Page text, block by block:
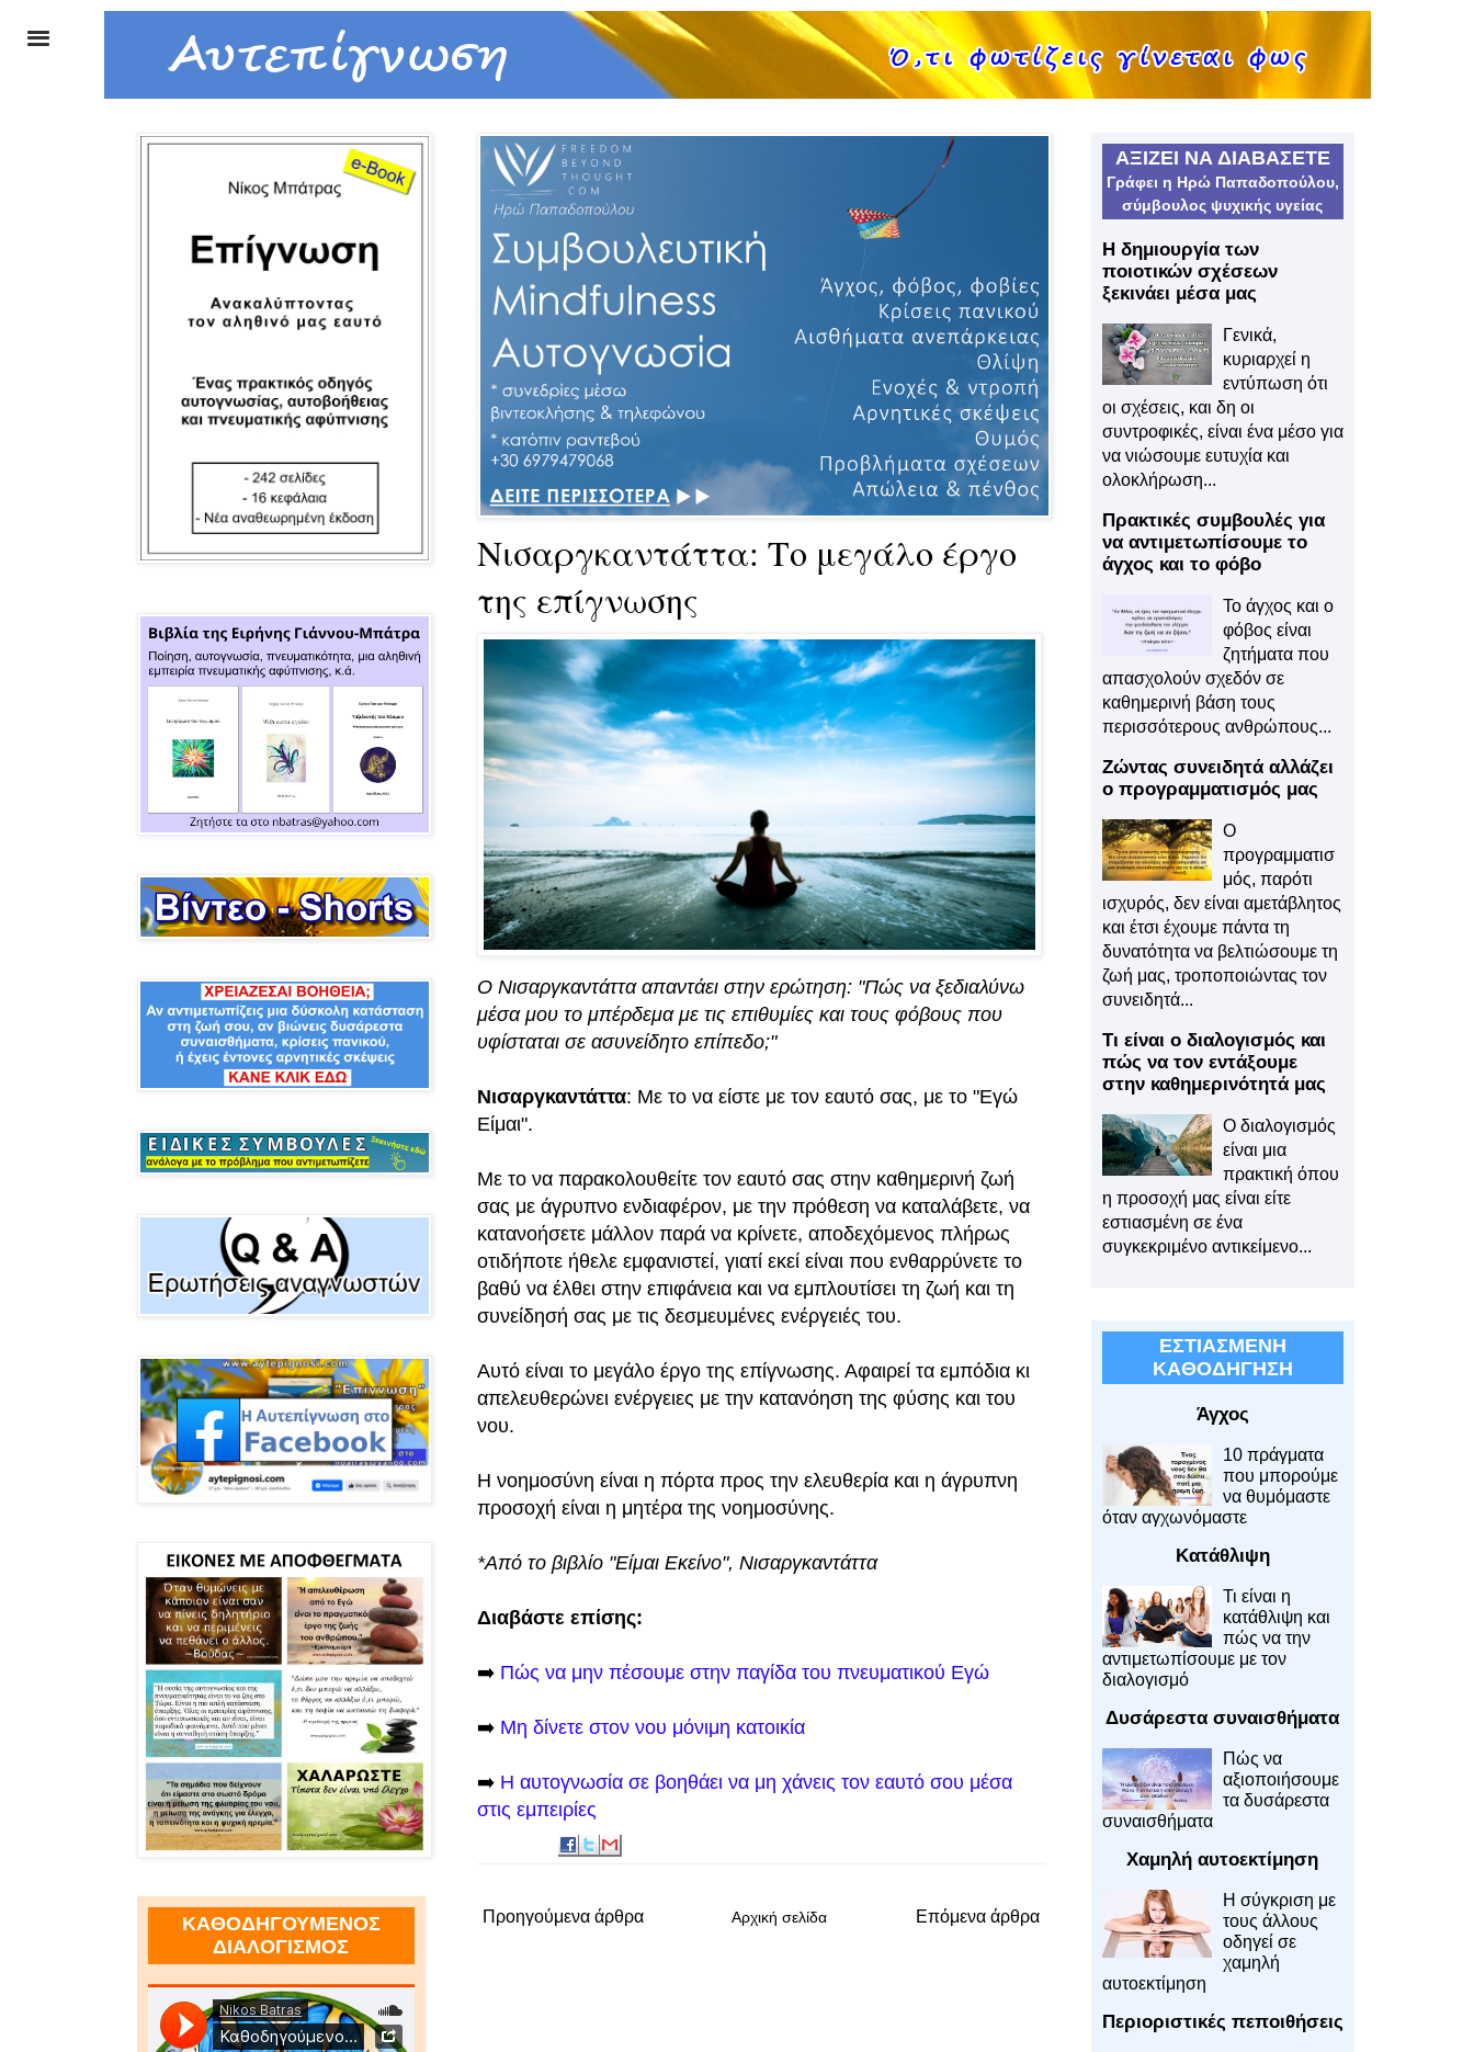
Νισαργκαντάττα: Το μεγάλο έργο
της επίγνωσης
Ο Νισαργκαντάττα απαντάει στην ερώτηση: "Πώς να ξεδιαλύνω
μέσα μου το μπέρδεμα με τις επιθυμίες και τους φόβους που
υφίσταται σε ασυνείδητο επίπεδο;"
Νισαργκαντάττα: Με το να είστε με τον εαυτό σας, με το "Εγώ
Είμαι".
Με το να παρακολουθείτε τον εαυτό σας στην καθημερινή ζωή
σας με άγρυπνο ενδιαφέρον, με την πρόθεση να καταλάβετε, να
κατανοήσετε μάλλον παρά να κρίνετε, αποδεχόμενος πλήρως
οτιδήποτε ήθελε εμφανιστεί, γιατί εκεί είναι που ενθαρρύνετε το
βαθύ να έλθει στην επιφάνεια και να εμπλουτίσει τη ζωή και τη
συνείδησή σας με τις δεσμευμένες ενέργειές του.
Αυτό είναι το μεγάλο έργο της επίγνωσης. Αφαιρεί τα εμπόδια κι
απελευθερώνει ενέργειες με την κατανόηση της φύσης και του
νου.
Η νοημοσύνη είναι η πόρτα προς την ελευθερία και η άγρυπνη
προσοχή είναι η μητέρα της νοημοσύνης.
*Από το βιβλίο "Είμαι Εκείνο", Νισαργκαντάττα
Διαβάστε επίσης:
➡️ Πώς να μην πέσουμε στην παγίδα του πνευματικού Εγώ
➡️ Μη δίνετε στον νου μόνιμη κατοικία
➡️ Η αυτογνωσία σε βοηθάει να μη χάνεις τον εαυτό σου μέσα
στις εμπειρίες
Προηγούμενα άρθρα Επόμενα άρθρα
Αρχική σελίδα
ΚΑΘΟΔΗΓΟΥΜΕΝΟΣ
ΔΙΑΛΟΓΙΣΜΟΣ
ΑΞΙΖΕΙ ΝΑ ΔΙΑΒΑΣΕΤΕ
Γράφει η Ηρώ Παπαδοπούλου,
σύμβουλος ψυχικής υγείας
Η δημιουργία των
ποιοτικών σχέσεων
ξεκινάει μέσα μας
Γενικά,
κυριαρχεί η
εντύπωση ότι
οι σχέσεις, και δη οι
συντροφικές, είναι ένα μέσο για
να νιώσουμε ευτυχία και
ολοκλήρωση...
Πρακτικές συμβουλές για
να αντιμετωπίσουμε το
άγχος και το φόβο
Το άγχος και ο
φόβος είναι
ζητήματα που
απασχολούν σχεδόν σε
καθημερινή βάση τους
περισσότερους ανθρώπους...
Ζώντας συνειδητά αλλάζει
ο προγραμματισμός μας
Ο
προγραμματισ
μός, παρότι
ισχυρός, δεν είναι αμετάβλητος
και έτσι έχουμε πάντα τη
δυνατότητα να βελτιώσουμε τη
ζωή μας, τροποποιώντας τον
συνειδητά...
Τι είναι ο διαλογισμός και
πώς να τον εντάξουμε
στην καθημερινότητά μας
Ο διαλογισμός
είναι μια
πρακτική όπου
η προσοχή μας είναι είτε
εστιασμένη σε ένα
συγκεκριμένο αντικείμενο...
ΕΣΤΙΑΣΜΕΝΗ
ΚΑΘΟΔΗΓΗΣΗ
Άγχος
10 πράγματα
που μπορούμε
να θυμόμαστε
όταν αγχωνόμαστε
Κατάθλιψη
Τι είναι η
κατάθλιψη και
πώς να την
αντιμετωπίσουμε με τον
διαλογισμό
Δυσάρεστα συναισθήματα
Πώς να
αξιοποιήσουμε
τα δυσάρεστα
συναισθήματα
Χαμηλή αυτοεκτίμηση
Η σύγκριση με
τους άλλους
οδηγεί σε
χαμηλή
αυτοεκτίμηση
Περιοριστικές πεποιθήσεις